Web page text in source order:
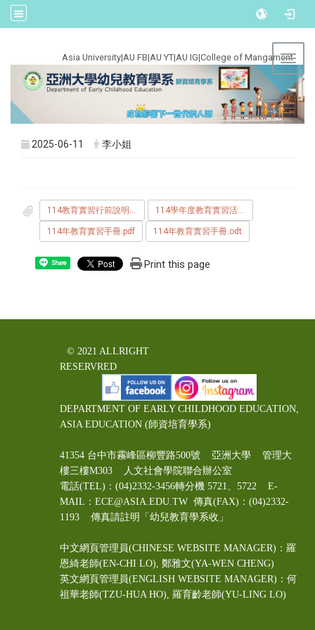
Asia University|AU FB|AU YT|AU IG|College of Mangament
2025-06-11 李小姐
114學年度教育實習活動規劃與注意事項0609修.pdf
114年教育實習手冊.pdf 114年教育實習手冊.odt
Share Print this page
© 2021 ALLRIGHT
RESERVRED
DEPARTMENT OF EARLY CHILDHOOD EDUCATION,
ASIA EDUCATION (師資培育學系)
41354 台中市霧峰區柳豐路500號 亞洲大學 管理大
樓三樓M303 人文社會學院聯合辦公室
電話(TEL)：(04)2332-3456轉分機 5721、5722 E-
MAIL：ECE@ASIA.EDU.TW 傳真(FAX)：(04)2332-
1193 傳真請註明「幼兒教育學系收」
中文網頁管理員(CHINESE WEBSITE MANAGER)：羅
恩綺老師(EN-CHI LO) , 鄭雅文(YA-WEN CHENG)
英文網頁管理員(ENGLISH WEBSITE MANAGER)：何
祖華老師(TZU-HUA HO), 羅育齡老師(YU-LING LO)